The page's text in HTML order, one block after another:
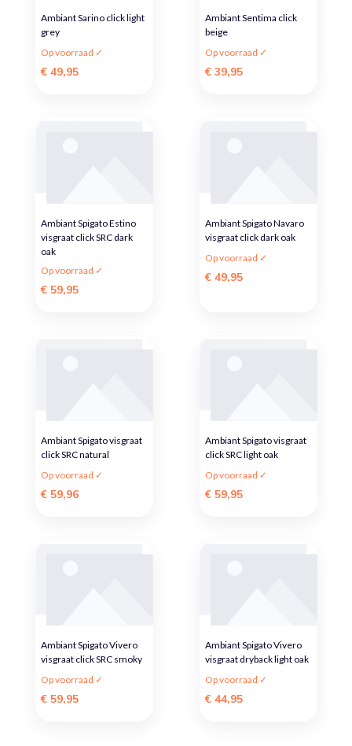
Ambiant Sarino click light
grey
Op voorraad ✓
€ 49,95
Ambiant Sentima click
beige
Op voorraad ✓
€ 39,95
Ambiant Spigato Estino
visgraat click SRC dark
oak
Op voorraad ✓
€ 59,95
Ambiant Spigato Navaro
visgraat click dark oak
Op voorraad ✓
€ 49,95
Ambiant Spigato visgraat
click SRC natural
Op voorraad ✓
€ 59,96
Ambiant Spigato visgraat
click SRC light oak
Op voorraad ✓
€ 59,95
Ambiant Spigato Vivero
visgraat click SRC smoky
Op voorraad ✓
€ 59,95
Ambiant Spigato Vivero
visgraat dryback light oak
Op voorraad ✓
€ 44,95